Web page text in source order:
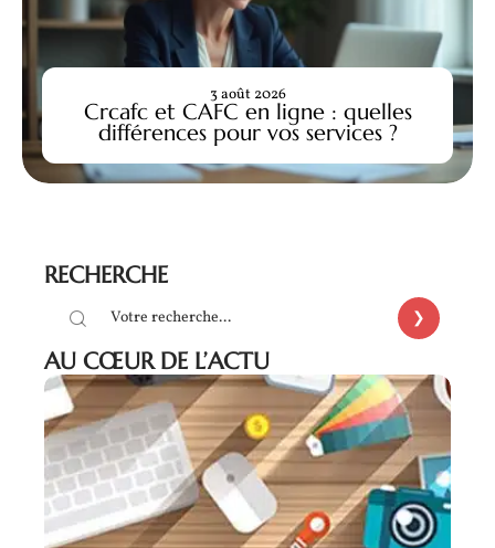
Crcafc et CAFC en ligne : quelles
différences pour vos services ?
3 août 2026
RECHERCHE
AU CŒUR DE L’ACTU